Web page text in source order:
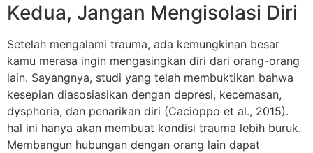
Kedua, Jangan Mengisolasi Diri
Setelah mengalami trauma, ada kemungkinan besar
kamu merasa ingin mengasingkan diri dari orang-orang
lain. Sayangnya, studi yang telah membuktikan bahwa
kesepian diasosiasikan dengan depresi, kecemasan,
dysphoria, dan penarikan diri (Cacioppo et al., 2015).
hal ini hanya akan membuat kondisi trauma lebih buruk.
Membangun hubungan dengan orang lain dapat